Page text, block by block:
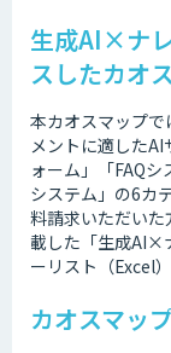
生成AI×ナ
スしたカオ
本カオスマップ
メントに適した
ォーム」「FAQ
システム」の6カ
料請求いただい
載した「生成AI×
ーリスト（Excel
カオスマッ